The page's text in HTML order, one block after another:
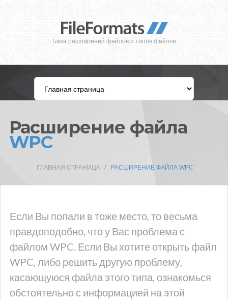
База расширений файлов и типов файлов
Расширение файла
WPC
ГЛАВНАЯ СТРАНИЦА РАСШИРЕНИЕ ФАЙЛА WPC
Если Вы попали в тоже место, то весьма
правдоподобно, что у Вас проблема с
файлом WPC. Если Вы хотите открыть файл
WPC, либо решить другую проблему,
касающуюся файла этого типа, ознакомься
обстоятельно с информацией на этой